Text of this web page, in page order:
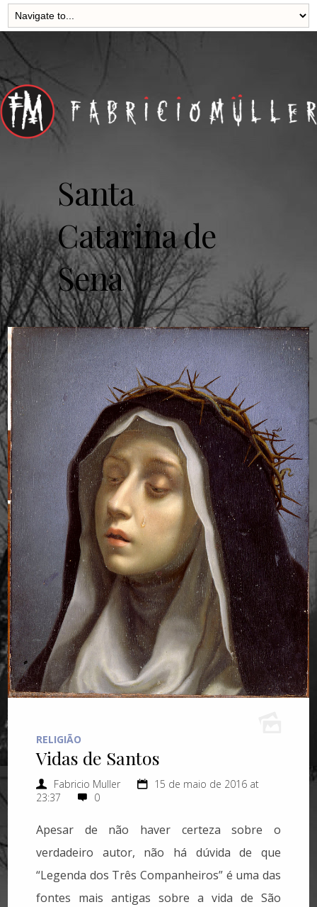
Santa
Catarina de
Sena
RELIGIÃO
Vidas de Santos
Fabricio Muller
15 de maio de 2016 at
23:37
0
Apesar de não haver certeza sobre o
verdadeiro autor, não há dúvida de que
“Legenda dos Três Companheiros” é uma das
fontes mais antigas sobre a vida de São